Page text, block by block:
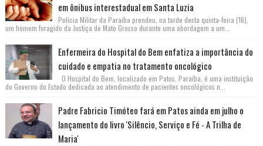
em ônibus interestadual em Santa Luzia
Polícia Militar da Paraíba prendeu, na tarde desta quinta-feira (16),
um homem foragido da Justiça de Mato Grosso durante uma abordagem a um...
Enfermeira do Hospital do Bem enfatiza a importância do
cuidado e empatia no tratamento oncológico
O Hospital do Bem, localizado em Patos, Paraíba, é uma instituição
do Governo do Estado dedicada ao atendimento de pacientes oncológicos n...
Padre Fabricio Timóteo fará em Patos ainda em julho o
lançamento do livro 'Silêncio, Serviço e Fé - A Trilha de
Maria'